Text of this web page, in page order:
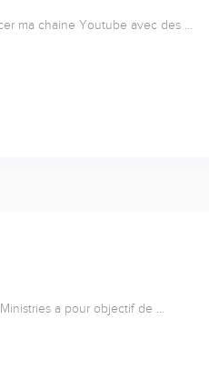
ma chaine Youtube avec des …
a pour objectif de …